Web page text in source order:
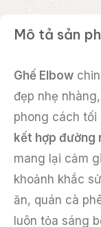
Mô tả sản
Ghế Elbow
đẹp nhẹ
phong cách
kết hợp đường
mang lại cảm
khoảnh khắc
ăn, quán cà
luôn tỏa sáng